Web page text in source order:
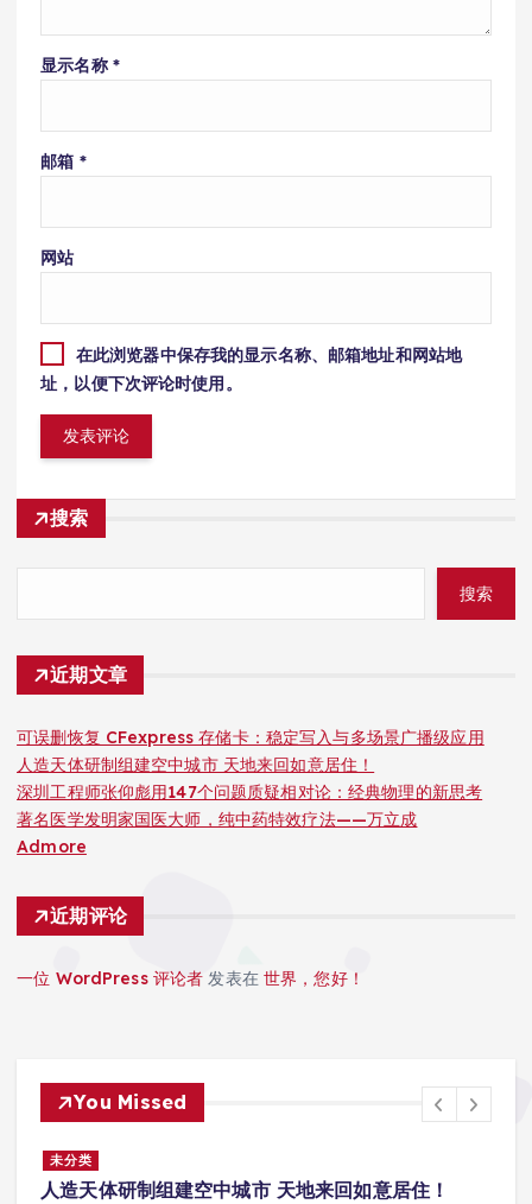
显示名称 *
邮箱 *
网站
在此浏览器中保存我的显示名称、邮箱地址和网站地
址，以便下次评论时使用。
搜索
搜索
近期文章
可误删恢复 CFexpress 存储卡：稳定写入与多场景广播级应用
人造天体研制组建空中城市 天地来回如意居住！
深圳工程师张仰彪用147个问题质疑相对论：经典物理的新思考
著名医学发明家国医大师，纯中药特效疗法——万立成
Admore
近期评论
一位 WordPress 评论者 发表在世界，您好！
You Missed
未分类
人造天体研制组建空中城市 天地来回如意居住！